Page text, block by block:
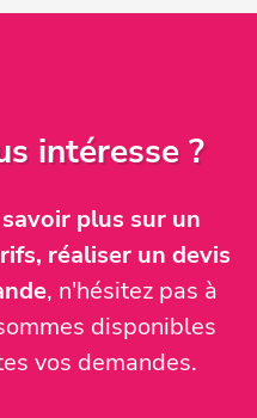
intéresse ?
plus sur un
réaliser un devis
, n'hésitez pas à
disponibles
vos demandes.